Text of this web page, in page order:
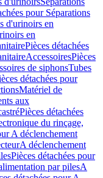
pour Séparations
d'urinoirs en
en
Pièces détachées
AccessoiresPièces
de siphonsTubes
détachées pour
Matériel de
aux
Pièces détachées
du rinçage,
A déclenchement
A déclenchement
Pièces détachées pour
par pilesA